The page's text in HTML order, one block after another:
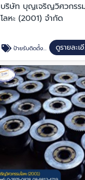
บริษัท บุญเจริญวิศวกรร
โลหะ (2001) จำกัด
ป้ายรับติดตั้งป้ายบอกทาง ป้ายสัญญาณไฟ ดู